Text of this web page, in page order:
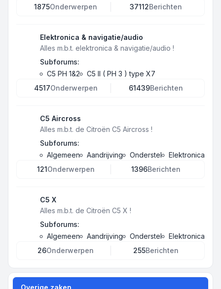
1875Onderwerpen 37112Berichten
Elektronica & navigatie/audio
Alles m.b.t. elektronica & navigatie/audio !
Subforums:
C5 PH 1&2
C5 II ( PH 3 ) type X7
4517Onderwerpen 61439Berichten
C5 Aircross
Alles m.b.t. de Citroën C5 Aircross !
Subforums:
Algemeen
Aandrijving Onderstel
Elektronica
121Onderwerpen 1396Berichten
C5 X
Alles m.b.t. de Citroën C5 X !
Subforums:
Algemeen
Aandrijving Onderstel
Elektronica
26Onderwerpen 255Berichten
Overige zaken